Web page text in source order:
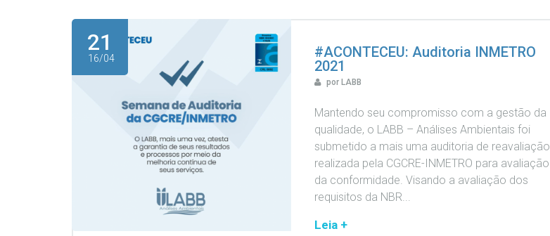
21
16/04
#ACONTECEU: Auditoria INMETRO
2021
por LABB
Mantendo seu compromisso com a gestão da
qualidade, o LABB – Análises Ambientais foi
submetido a mais uma auditoria de reavaliação
realizada pela CGCRE-INMETRO para avaliação
da conformidade. Visando a avaliação dos
requisitos da NBR...
Leia +